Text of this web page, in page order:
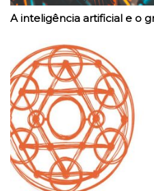
A inteligência artificial e o